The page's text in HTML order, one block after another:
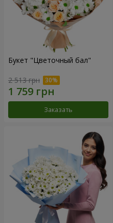
Букет "Цветочный бал"
2 513 грн
Заказать